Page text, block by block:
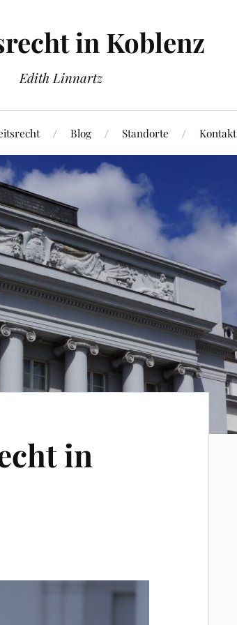
in Koblenz
Edith Linnartz
Blog Standorte Kontakt
in